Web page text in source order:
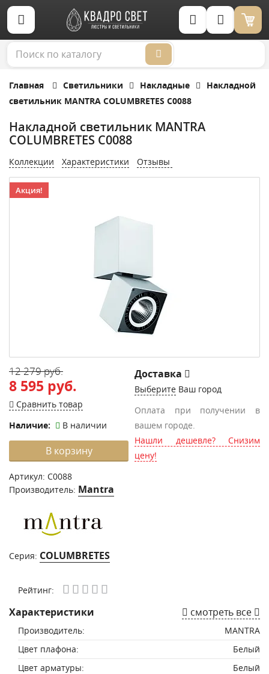
Корзина (0)
Главная Светильники Накладные
Накладной
светильник MANTRA COLUMBRETES C0088
Накладной светильник MANTRA
COLUMBRETES C0088
Коллекции Характеристики Отзывы
Акция!
12 279 руб.
8 595 руб.
Сравнить товар
Наличие:
В наличии
В корзину
Артикул: C0088
Производитель: Mantra
Серия: COLUMBRETES
Доставка
Выберите Ваш город
Оплата при получении в
вашем городе.
Нашли дешевле? Снизим
цену!
Рейтинг:
Характеристики смотреть все
Производитель:
MANTRA
Цвет плафона:
Белый
Цвет арматуры:
Белый